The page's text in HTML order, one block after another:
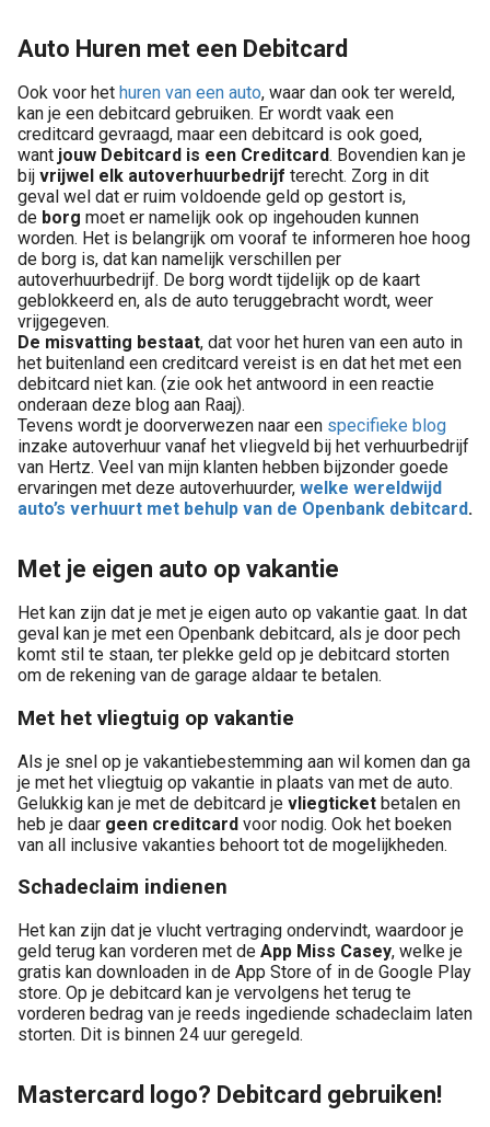
Auto Huren met een Debitcard
Ook voor het huren van een auto, waar dan ook ter wereld,
kan je een debitcard gebruiken. Er wordt vaak een
creditcard gevraagd, maar een debitcard is ook goed,
want jouw Debitcard is een Creditcard. Bovendien kan je
bij vrijwel elk autoverhuurbedrijf terecht. Zorg in dit
geval wel dat er ruim voldoende geld op gestort is,
de borg moet er namelijk ook op ingehouden kunnen
worden. Het is belangrijk om vooraf te informeren hoe hoog
de borg is, dat kan namelijk verschillen per
autoverhuurbedrijf. De borg wordt tijdelijk op de kaart
geblokkeerd en, als de auto teruggebracht wordt, weer
vrijgegeven.
De misvatting bestaat, dat voor het huren van een auto in
het buitenland een creditcard vereist is en dat het met een
debitcard niet kan. (zie ook het antwoord in een reactie
onderaan deze blog aan Raaj).
Tevens wordt je doorverwezen naar een specifieke blog
inzake autoverhuur vanaf het vliegveld bij het verhuurbedrijf
van Hertz. Veel van mijn klanten hebben bijzonder goede
ervaringen met deze autoverhuurder, welke wereldwijd
auto’s verhuurt met behulp van de Openbank debitcard.
Met je eigen auto op vakantie
Het kan zijn dat je met je eigen auto op vakantie gaat. In dat
geval kan je met een Openbank debitcard, als je door pech
komt stil te staan, ter plekke geld op je debitcard storten
om de rekening van de garage aldaar te betalen.
Met het vliegtuig op vakantie
Als je snel op je vakantiebestemming aan wil komen dan ga
je met het vliegtuig op vakantie in plaats van met de auto.
Gelukkig kan je met de debitcard je vliegticket betalen en
heb je daar geen creditcard voor nodig. Ook het boeken
van all inclusive vakanties behoort tot de mogelijkheden.
Schadeclaim indienen
Het kan zijn dat je vlucht vertraging ondervindt, waardoor je
geld terug kan vorderen met de App Miss Casey, welke je
gratis kan downloaden in de App Store of in de Google Play
store. Op je debitcard kan je vervolgens het terug te
vorderen bedrag van je reeds ingediende schadeclaim laten
storten. Dit is binnen 24 uur geregeld.
Mastercard logo? Debitcard gebruiken!